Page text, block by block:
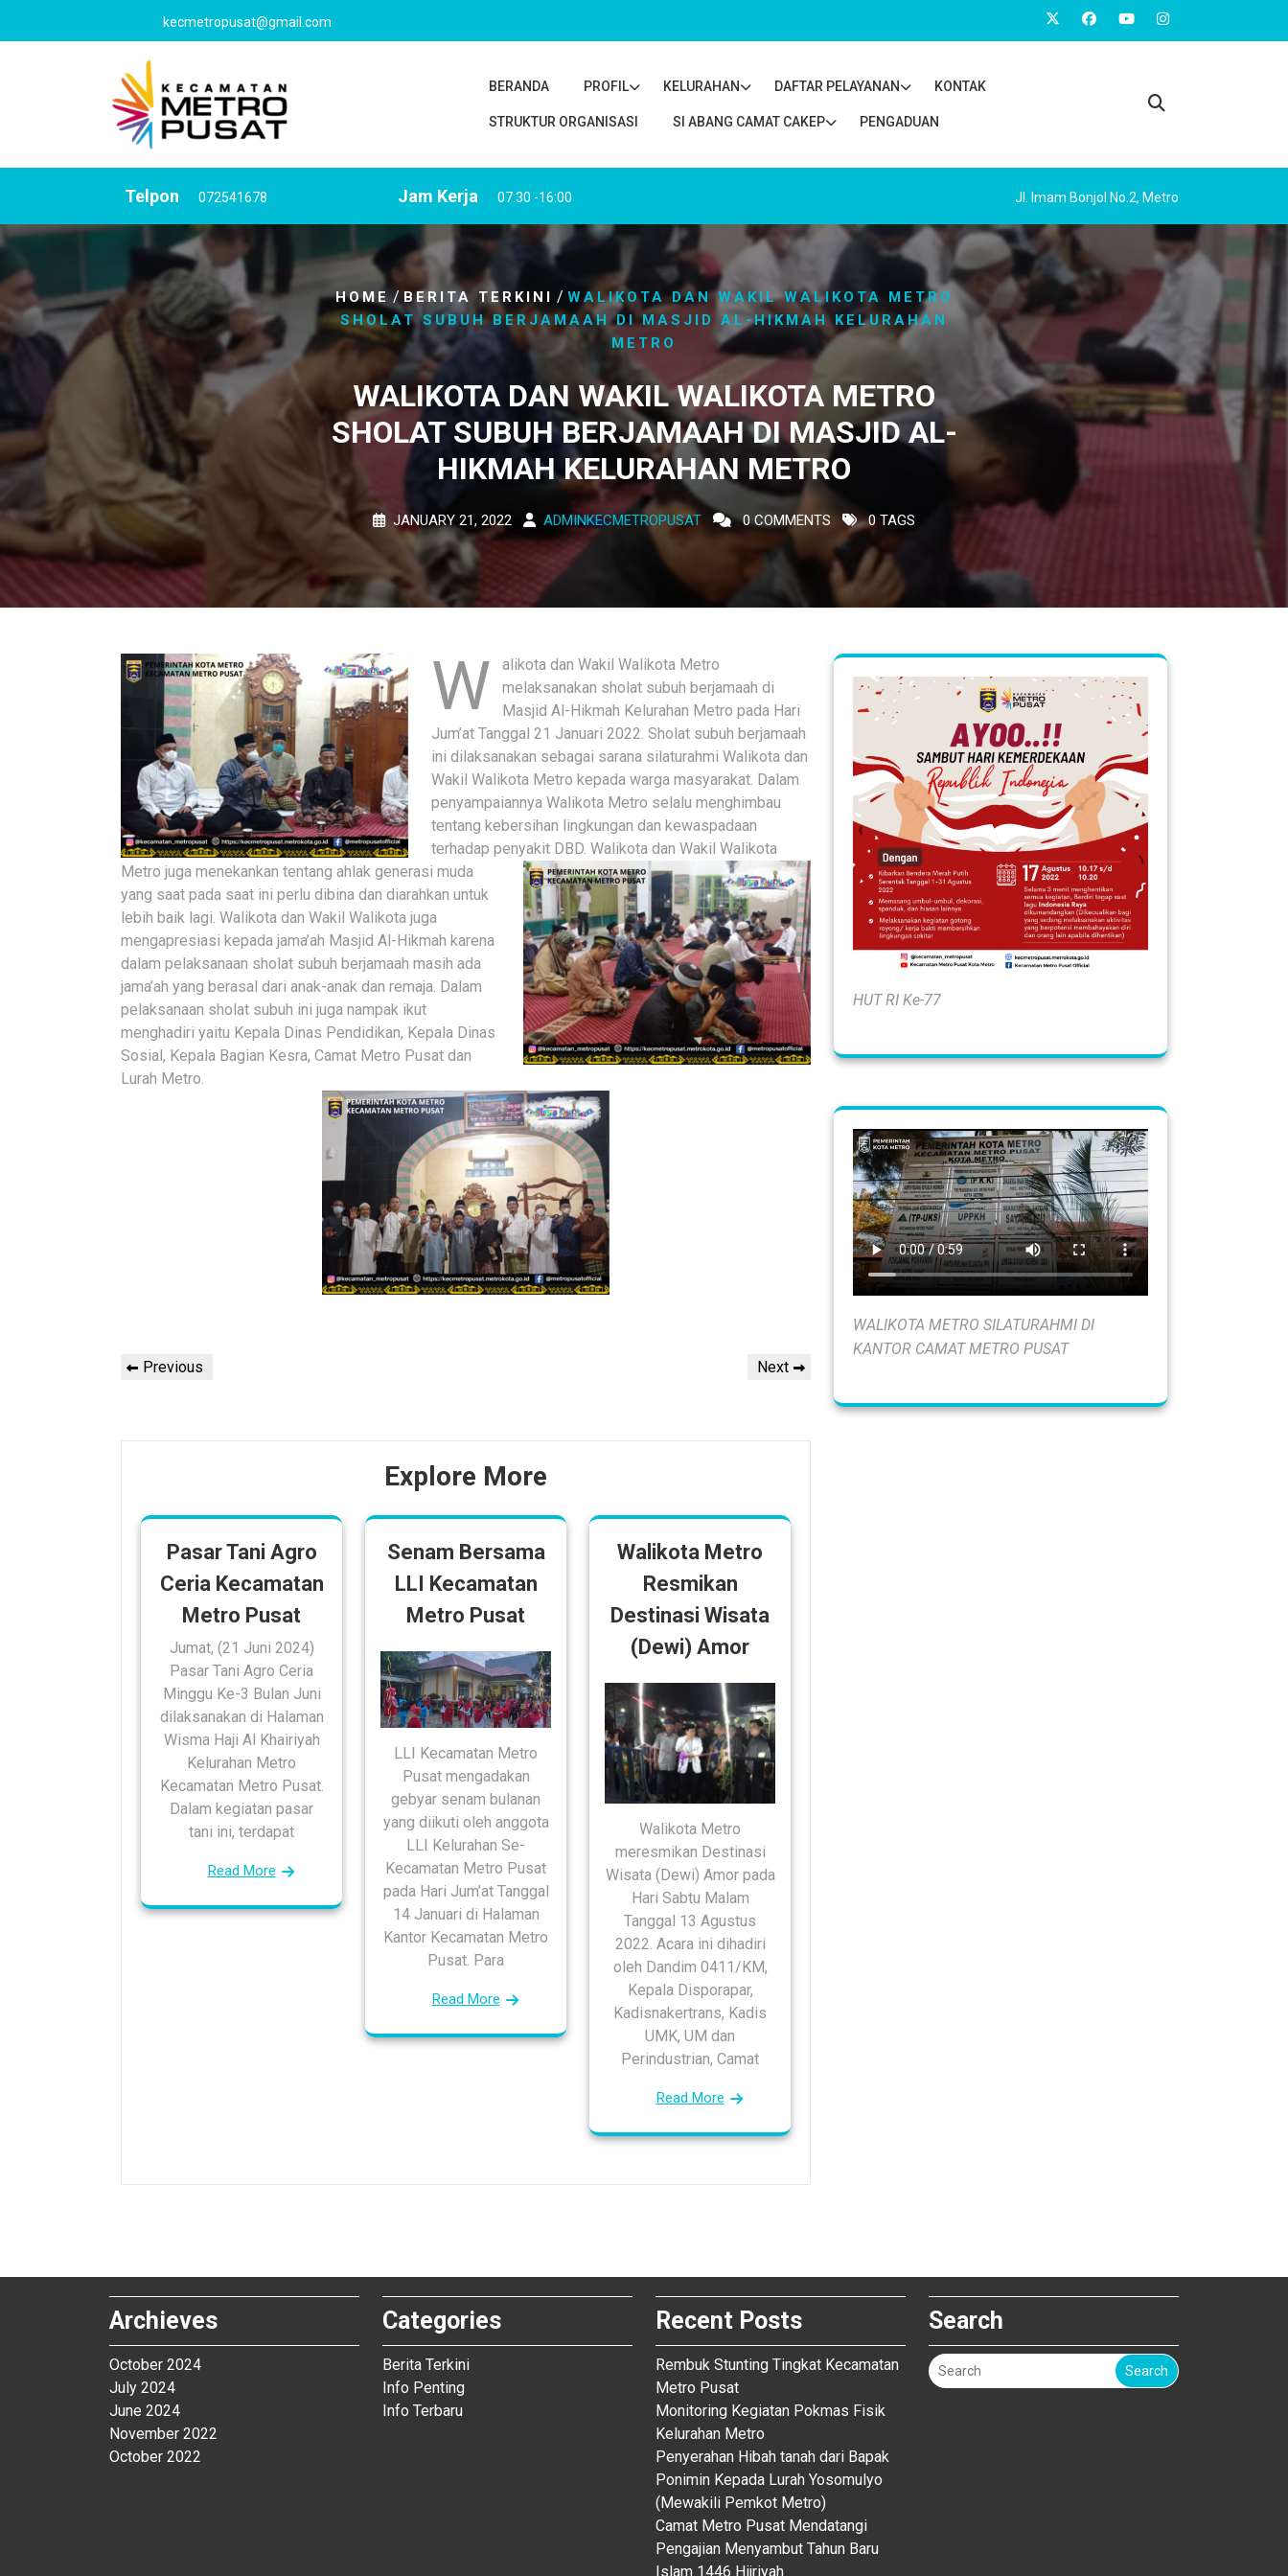
kecmetropusat@gmail.com
BERANDA PROFIL KELURAHAN DAFTAR PELAYANAN KONTAK
STRUKTUR ORGANISASI SI ABANG CAMAT CAKEP PENGADUAN
Telpon 072541678 Jam Kerja 07:30 -16:00 Jl. Imam Bonjol No.2, Metro
HOME/ BERITA TERKINI / WALIKOTA DAN WAKIL WALIKOTA METRO
SHOLAT SUBUH BERJAMAAH DI MASJID AL-HIKMAH KELURAHAN
METRO
WALIKOTA DAN WAKIL WALIKOTA METRO
SHOLAT SUBUH BERJAMAAH DI MASJID AL-
HIKMAH KELURAHAN METRO
JANUARY 21, 2022 ADMINKECMETROPUSAT 0 COMMENTS 0 TAGS
W
alikota dan Wakil Walikota Metro
melaksanakan sholat subuh berjamaah di
Masjid Al-Hikmah Kelurahan Metro pada Hari
Jum’at Tanggal 21 Januari 2022. Sholat subuh berjamaah
ini dilaksanakan sebagai sarana silaturahmi Walikota dan
Wakil Walikota Metro kepada warga masyarakat. Dalam
penyampaiannya Walikota Metro selalu menghimbau
tentang kebersihan lingkungan dan kewaspadaan
terhadap penyakit DBD. Walikota dan Wakil Walikota
Metro juga menekankan tentang ahlak generasi muda
yang saat pada saat ini perlu dibina dan diarahkan untuk
lebih baik lagi. Walikota dan Wakil Walikota juga
mengapresiasi kepada jama’ah Masjid Al-Hikmah karena
dalam pelaksanaan sholat subuh berjamaah masih ada
jama’ah yang berasal dari anak-anak dan remaja. Dalam
pelaksanaan sholat subuh ini juga nampak ikut
menghadiri yaitu Kepala Dinas Pendidikan, Kepala Dinas
Sosial, Kepala Bagian Kesra, Camat Metro Pusat dan
Lurah Metro.
Post
Previous
Previous
Next
Next
Explore More
Pasar Tani Agro
Ceria Kecamatan
Metro Pusat
Jumat, (21 Juni 2024)
Pasar Tani Agro Ceria
Minggu Ke-3 Bulan Juni
dilaksanakan di Halaman
Wisma Haji Al Khairiyah
Kelurahan Metro
Kecamatan Metro Pusat.
Dalam kegiatan pasar
tani ini, terdapat
Read More
Senam Bersama
LLI Kecamatan
Metro Pusat
LLI Kecamatan Metro
Pusat mengadakan
gebyar senam bulanan
yang diikuti oleh anggota
LLI Kelurahan Se-
Kecamatan Metro Pusat
pada Hari Jum’at Tanggal
14 Januari di Halaman
Kantor Kecamatan Metro
Pusat. Para
Read More
Walikota Metro
Resmikan
Destinasi Wisata
(Dewi) Amor
Walikota Metro
meresmikan Destinasi
Wisata (Dewi) Amor pada
Hari Sabtu Malam
Tanggal 13 Agustus
2022. Acara ini dihadiri
oleh Dandim 0411/KM,
Kepala Disporapar,
Kadisnakertrans, Kadis
UMK, UM dan
Perindustrian, Camat
Read More
HUT RI Ke-77
WALIKOTA METRO SILATURAHMI DI
KANTOR CAMAT METRO PUSAT
Archieves
October 2024
July 2024
June 2024
November 2022
October 2022
Categories
Berita Terkini
Info Penting
Info Terbaru
Recent Posts
Rembuk Stunting Tingkat Kecamatan
Metro Pusat
Monitoring Kegiatan Pokmas Fisik
Kelurahan Metro
Penyerahan Hibah tanah dari Bapak
Ponimin Kepada Lurah Yosomulyo
(Mewakili Pemkot Metro)
Camat Metro Pusat Mendatangi
Pengajian Menyambut Tahun Baru
Islam 1446 Hijriyah
Search
Search